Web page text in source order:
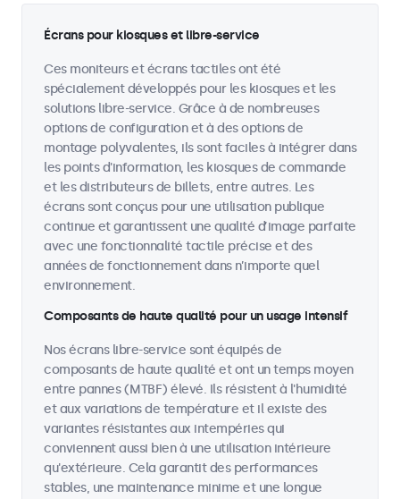
Écrans pour kiosques et libre-service
Ces moniteurs et écrans tactiles ont été
spécialement développés pour les kiosques et les
solutions libre-service. Grâce à de nombreuses
options de configuration et à des options de
montage polyvalentes, ils sont faciles à intégrer dans
les points d'information, les kiosques de commande
et les distributeurs de billets, entre autres. Les
écrans sont conçus pour une utilisation publique
continue et garantissent une qualité d’image parfaite
avec une fonctionnalité tactile précise et des
années de fonctionnement dans n’importe quel
environnement.
Composants de haute qualité pour un usage intensif
Nos écrans libre-service sont équipés de
composants de haute qualité et ont un temps moyen
entre pannes (MTBF) élevé. Ils résistent à l'humidité
et aux variations de température et il existe des
variantes résistantes aux intempéries qui
conviennent aussi bien à une utilisation intérieure
qu'extérieure. Cela garantit des performances
stables, une maintenance minime et une longue